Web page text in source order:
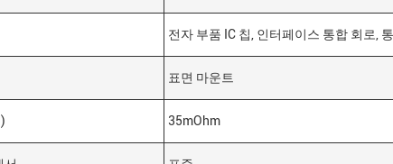
전자 부품 IC 칩, 인터페이스 통합 회로,
표면 마운트
35mOhm